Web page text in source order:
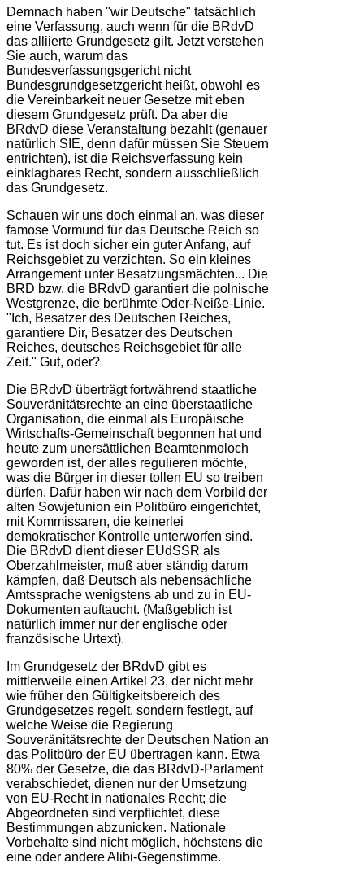
Demnach haben "wir Deutsche" tatsächlich
eine Verfassung, auch wenn für die BRdvD
das alliierte Grundgesetz gilt. Jetzt verstehen
Sie auch, warum das
Bundesverfassungsgericht nicht
Bundesgrundgesetzgericht heißt, obwohl es
die Vereinbarkeit neuer Gesetze mit eben
diesem Grundgesetz prüft. Da aber die
BRdvD diese Veranstaltung bezahlt (genauer
natürlich SIE, denn dafür müssen Sie Steuern
entrichten), ist die Reichsverfassung kein
einklagbares Recht, sondern ausschließlich
das Grundgesetz.
Schauen wir uns doch einmal an, was dieser
famose Vormund für das Deutsche Reich so
tut. Es ist doch sicher ein guter Anfang, auf
Reichsgebiet zu verzichten. So ein kleines
Arrangement unter Besatzungsmächten... Die
BRD bzw. die BRdvD garantiert die polnische
Westgrenze, die berühmte Oder-Neiße-Linie.
"Ich, Besatzer des Deutschen Reiches,
garantiere Dir, Besatzer des Deutschen
Reiches, deutsches Reichsgebiet für alle
Zeit." Gut, oder?
Die BRdvD überträgt fortwährend staatliche
Souveränitätsrechte an eine überstaatliche
Organisation, die einmal als Europäische
Wirtschafts-Gemeinschaft begonnen hat und
heute zum unersättlichen Beamtenmoloch
geworden ist, der alles regulieren möchte,
was die Bürger in dieser tollen EU so treiben
dürfen. Dafür haben wir nach dem Vorbild der
alten Sowjetunion ein Politbüro eingerichtet,
mit Kommissaren, die keinerlei
demokratischer Kontrolle unterworfen sind.
Die BRdvD dient dieser EUdSSR als
Oberzahlmeister, muß aber ständig darum
kämpfen, daß Deutsch als nebensächliche
Amtssprache wenigstens ab und zu in EU-
Dokumenten auftaucht. (Maßgeblich ist
natürlich immer nur der englische oder
französische Urtext).
Im Grundgesetz der BRdvD gibt es
mittlerweile einen Artikel 23, der nicht mehr
wie früher den Gültigkeitsbereich des
Grundgesetzes regelt, sondern festlegt, auf
welche Weise die Regierung
Souveränitätsrechte der Deutschen Nation an
das Politbüro der EU übertragen kann. Etwa
80% der Gesetze, die das BRdvD-Parlament
verabschiedet, dienen nur der Umsetzung
von EU-Recht in nationales Recht; die
Abgeordneten sind verpflichtet, diese
Bestimmungen abzunicken. Nationale
Vorbehalte sind nicht möglich, höchstens die
eine oder andere Alibi-Gegenstimme.